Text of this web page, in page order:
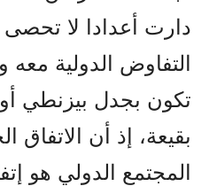
دارت أعدادا لا
التفاوض الدولية معه
تکون بجدل بيزنطي
بقيعة، إذ أن الاتفاق
المجتمع الدولي هو